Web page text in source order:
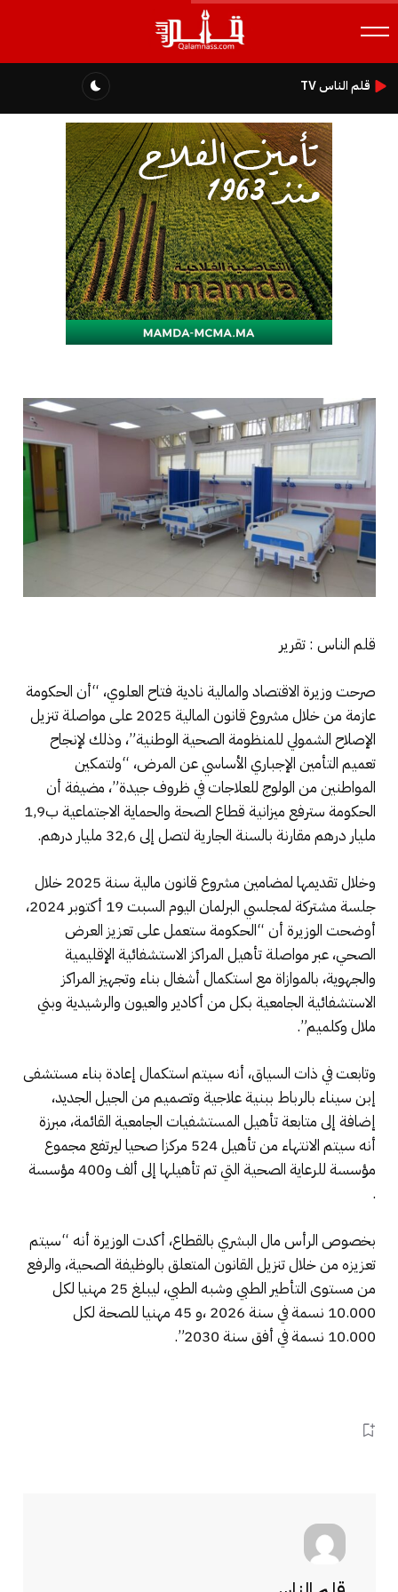
قلم الناس TV
قلم الناس : تقرير
صرحت وزيرة الاقتصاد والمالية نادية فتاح العلوي، “أن الحكومة
عازمة من خلال مشروع قانون المالية 2025 على مواصلة تنزيل
الإصلاح الشمولي للمنظومة الصحية الوطنية”، وذلك لإنجاح
تعميم التأمين الإجباري الأساسي عن المرض، “ولتمكين
المواطنين من الولوج للعلاجات في ظروف جيدة”، مضيفة أن
الحكومة سترفع ميزانية قطاع الصحة والحماية الاجتماعية ب1,9
مليار درهم مقارنة بالسنة الجارية لتصل إلى 32,6 مليار درهم.
وخلال تقديمها لمضامين مشروع قانون مالية سنة 2025 خلال
جلسة مشتركة لمجلسي البرلمان اليوم السبت 19 أكتوبر 2024،
أوضحت الوزيرة أن “الحكومة ستعمل على تعزيز العرض
الصحي، عبر مواصلة تأهيل المراكز الاستشفائية الإقليمية
والجهوية، بالموازاة مع استكمال أشغال بناء وتجهيز المراكز
الاستشفائية الجامعية بكل من أكادير والعيون والرشيدية وبني
ملال وكلميم”.
وتابعت في ذات السياق، أنه سيتم استكمال إعادة بناء مستشفى
إبن سيناء بالرباط ببنية علاجية وتصميم من الجيل الجديد،
إضافة إلى متابعة تأهيل المستشفيات الجامعية القائمة، مبرزة
أنه سيتم الانتهاء من تأهيل 524 مركزا صحيا ليرتفع مجموع
مؤسسة للرعاية الصحية التي تم تأهيلها إلى ألف و400 مؤسسة
.
بخصوص الرأس مال البشري بالقطاع، أكدت الوزيرة أنه “سيتم
تعزيزه من خلال تنزيل القانون المتعلق بالوظيفة الصحية، والرفع
من مستوى التأطير الطبي وشبه الطبي، ليبلغ 25 مهنيا لكل
10.000 نسمة في سنة 2026 ،و 45 مهنيا للصحة لكل
10.000 نسمة في أفق سنة 2030”.